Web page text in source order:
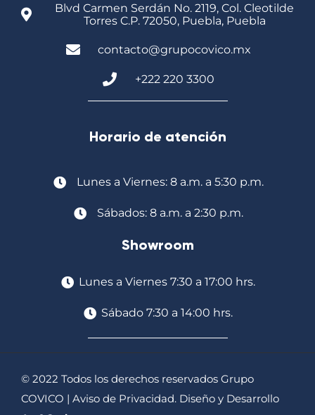
Blvd Carmen Serdán No. 2119, Col. Cleotilde
Torres C.P. 72050, Puebla, Puebla
contacto@grupocovico.mx
+222 220 3300
Horario de atención
Lunes a Viernes: 8 a.m. a 5:30 p.m.
Sábados: 8 a.m. a 2:30 p.m.
Showroom
Lunes a Viernes 7:30 a 17:00 hrs.
Sábado 7:30 a 14:00 hrs.
© 2022 Todos los derechos reservados Grupo
COVICO | Aviso de Privacidad. Diseño y Desarrollo